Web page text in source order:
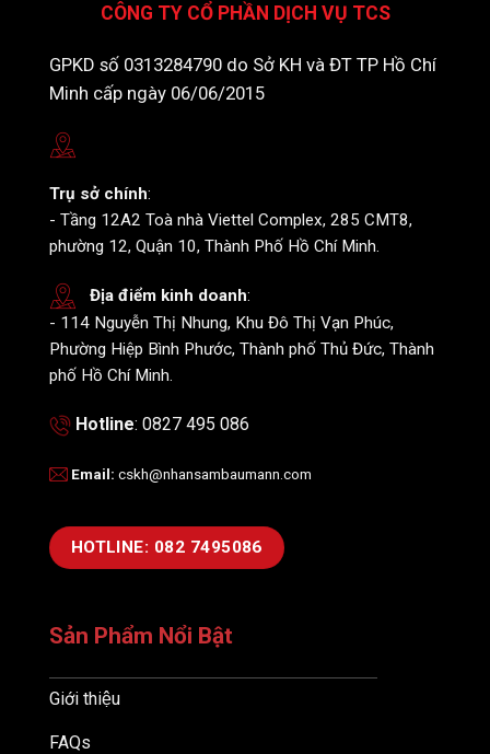
CÔNG TY CỔ PHẦN DỊCH VỤ TCS
GPKD số 0313284790 do Sở KH và ĐT TP Hồ Chí
Minh cấp ngày 06/06/2015
Trụ sở chính:
- Tầng 12A2 Toà nhà Viettel Complex, 285 CMT8,
phường 12, Quận 10, Thành Phố Hồ Chí Minh.
Địa điểm kinh doanh:
- 114 Nguyễn Thị Nhung, Khu Đô Thị Vạn Phúc,
Phường Hiệp Bình Phước, Thành phố Thủ Đức, Thành
phố Hồ Chí Minh.
Hotline: 0827 495 086
Email: cskh@nhansambaumann.com
HOTLINE: 082 7495086
Sản Phẩm Nổi Bật
Giới thiệu
FAQs